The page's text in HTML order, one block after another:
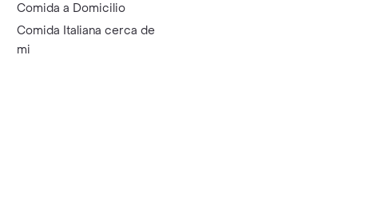
Comida a Domicilio
Comida Italiana cerca de
mi